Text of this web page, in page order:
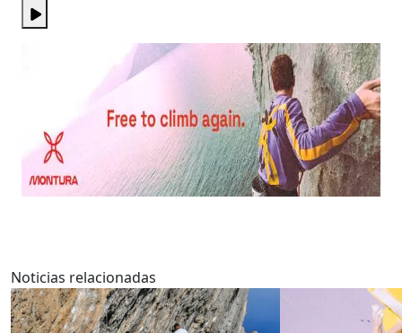
Noticias relacionadas